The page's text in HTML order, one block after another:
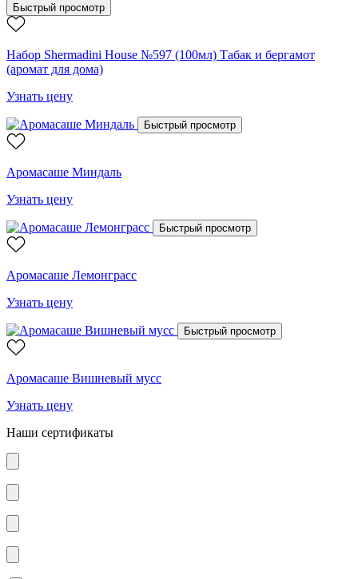
Быстрый просмотр
Набор Shermadini House №597 (100мл) Табак и бергамот
(аромат для дома)
Узнать цену
Быстрый просмотр
Аромасаше Миндаль
Узнать цену
Быстрый просмотр
Аромасаше Лемонграсс
Узнать цену
Быстрый просмотр
Аромасаше Вишневый мусс
Узнать цену
Наши сертификаты